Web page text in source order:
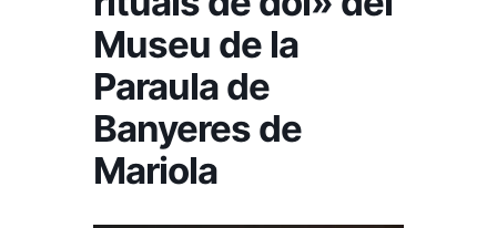
Museu de la
Paraula de
Banyeres de
Mariola